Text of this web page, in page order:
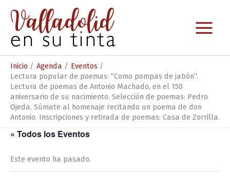
contenido
Inicio Agenda
Eventos
Lectura popular de poemas: “Como pompas de jabón”.
Lectura de poemas de Antonio Machado, en el 150
aniversario de su nacimiento. Selección de poemas: Pedro
Ojeda. Súmate al homenaje recitando un poema de don
Antonio. Inscripciones y retirada de poemas: Casa de Zorrilla.
« Todos los Eventos
Este evento ha pasado.